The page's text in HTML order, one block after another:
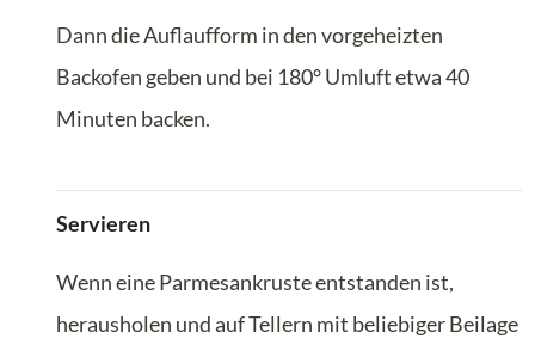
Dann die Auflaufform in den vorgeheizten
Backofen geben und bei 180° Umluft etwa 40
Minuten backen.
Servieren
Wenn eine Parmesankruste entstanden ist,
herausholen und auf Tellern mit beliebiger Beilage